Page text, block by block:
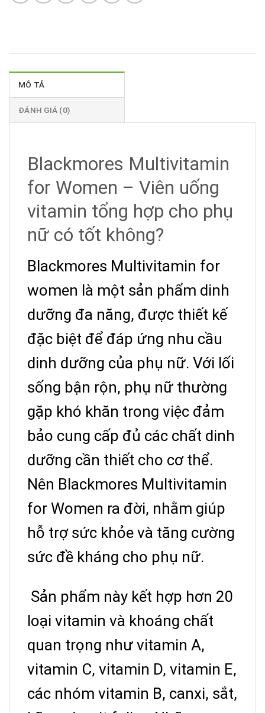
MÔ TẢ
ĐÁNH GIÁ (0)
Blackmores Multivitamin
for Women – Viên uống
vitamin tổng hợp cho phụ
nữ có tốt không?
Blackmores Multivitamin for
women là một sản phẩm dinh
dưỡng đa năng, được thiết kế
đặc biệt để đáp ứng nhu cầu
dinh dưỡng của phụ nữ. Với lối
sống bận rộn, phụ nữ thường
gặp khó khăn trong việc đảm
bảo cung cấp đủ các chất dinh
dưỡng cần thiết cho cơ thể.
Nên Blackmores Multivitamin
for Women ra đời, nhằm giúp
hỗ trợ sức khỏe và tăng cường
sức đề kháng cho phụ nữ.
Sản phẩm này kết hợp hơn 20
loại vitamin và khoáng chất
quan trọng như vitamin A,
vitamin C, vitamin D, vitamin E,
các nhóm vitamin B, canxi, sắt,